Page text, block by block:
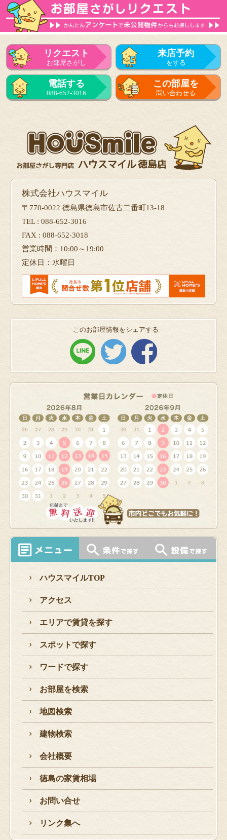
リクエスト
お部屋さがし
来店予約
をする
電話する
088-652-3016
この部屋を
問い合わせる
株式会社ハウスマイル
〒770-0022 徳島県徳島市佐古二番町13-18
TEL : 088-652-3016
FAX : 088-652-3018
営業時間：10:00～19:00
定休日：水曜日
このお部屋情報をシェアする
ハウスマイルTOP
アクセス
エリアで賃貸を探す
スポットで探す
ワードで探す
お部屋を検索
地図検索
建物検索
会社概要
徳島の家賃相場
お問い合せ
リンク集へ